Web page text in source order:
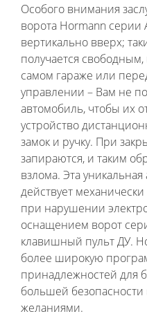
Особого внимания
ворота Hormann
вертикально вверх;
получается
самом гараже или
управлении – Вам не
автомобиль, чтобы их
устройство
замок и ручку. При
запираются, и таким
взлома. Эта
действует
при нарушении
оснащением ворот
клавишный пульт ДУ.
более широкую
принадлежностей для
большей
желаниями.